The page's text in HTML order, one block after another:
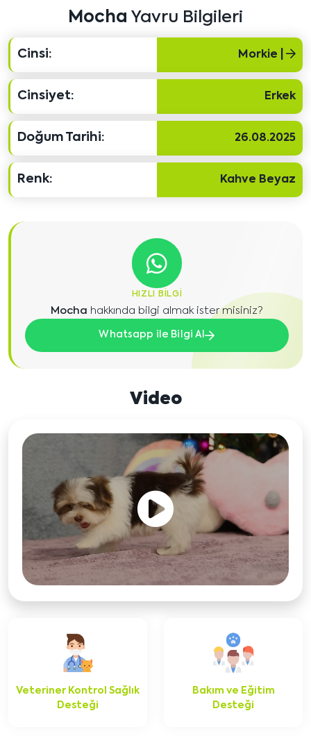
Mocha Yavru Bilgileri
Cinsi: Morkie |
Cinsiyet: Erkek
Doğum Tarihi: 26.08.2025
Renk: Kahve Beyaz
HIZLI BILGI
Mocha hakkında bilgi almak ister misiniz?
Whatsapp ile Bilgi Al
Video
Veteriner Kontrol Sağlık
Desteği
Bakım ve Eğitim
Desteği